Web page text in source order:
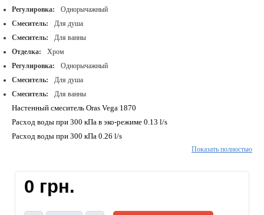
Регулировка:
Однорычажный
Смеситель:
Для душа
Смеситель:
Для ванны
Отделка:
Хром
Регулировка:
Однорычажный
Смеситель:
Для душа
Смеситель:
Для ванны
Настенный смеситель Oras Vega 1870
Расход воды при 300 кПа в эко-режиме 0.13 l/s
Расход воды при 300 кПа 0.26 l/s
0.2 l/s
Потеря давления при расходе 0.2 л/с
Показать полностью
0 грн.